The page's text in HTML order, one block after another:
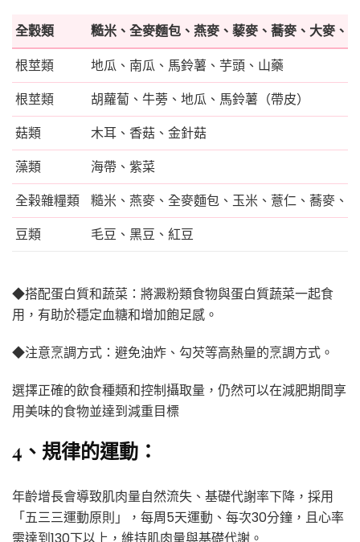
全穀類
糙米、全麥麵包、燕麥、藜麥、蕎麥、大麥、
根莖類
地瓜、南瓜、馬鈴薯、芋頭、山藥
根莖類
胡蘿蔔、牛蒡、地瓜、馬鈴薯（帶皮）
菇類
木耳、香菇、金針菇
藻類
海帶、紫菜
全榖雜糧類
糙米、燕麥、全麥麵包、玉米、薏仁、蕎麥、
豆類
毛豆、黑豆、紅豆
◆搭配蛋白質和蔬菜：將澱粉類食物與蛋白質蔬菜一起食
用，有助於穩定血糖和增加飽足感。
◆注意烹調方式：避免油炸、勾芡等高熱量的烹調方式。
選擇正確的飲食種類和控制攝取量，仍然可以在減肥期間享
用美味的食物並達到減重目標
4、規律的運動：
年齡增長會導致肌肉量自然流失、基礎代謝率下降，採用
「五三三運動原則」，每周5天運動、每次30分鐘，且心率